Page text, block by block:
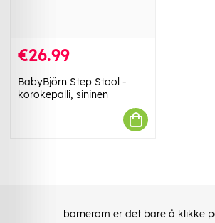
€26.99
BabyBjörn Step Stool -
korokepalli, sininen
barnerom er det bare å klikke